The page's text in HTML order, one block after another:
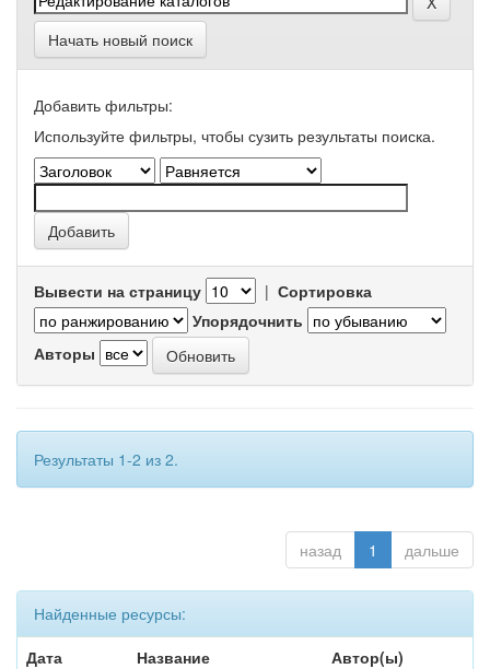
Начать новый поиск
Добавить фильтры:
Используйте фильтры, чтобы сузить результаты поиска.
Вывести на страницу | Сортировка
Упорядочнить
Авторы
Результаты 1-2 из 2.
назад 1 дальше
Найденные ресурсы:
Дата
Название Автор(ы)